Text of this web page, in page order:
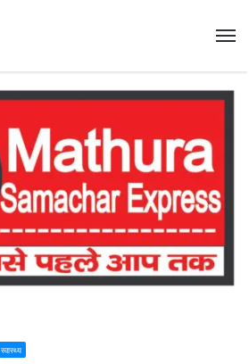
स्वास्थ्य